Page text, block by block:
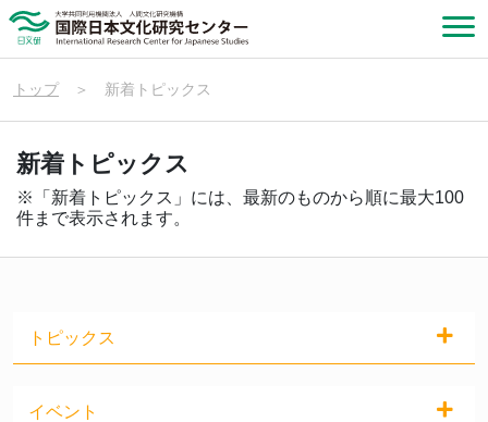
トップ＞ 新着トピックス
新着トピックス
※「新着トピックス」には、最新のものから順に最大100
件まで表示されます。
トピックス
イベント